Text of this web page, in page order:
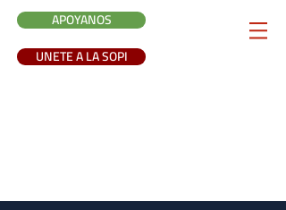
APOYANOS
UNETE A LA SOPI